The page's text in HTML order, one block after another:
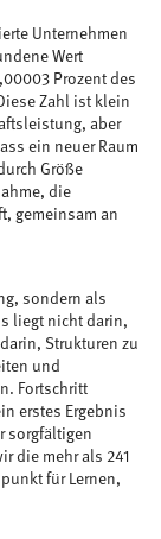
Unternehmen
Wert
Prozent des
Zahl ist klein
aber
ein neuer Raum
Größe
die
gemeinsam an
sondern als
liegt nicht darin,
Strukturen zu
und
Fortschritt
erstes Ergebnis
sorgfältigen
die mehr als 241
für Lernen,